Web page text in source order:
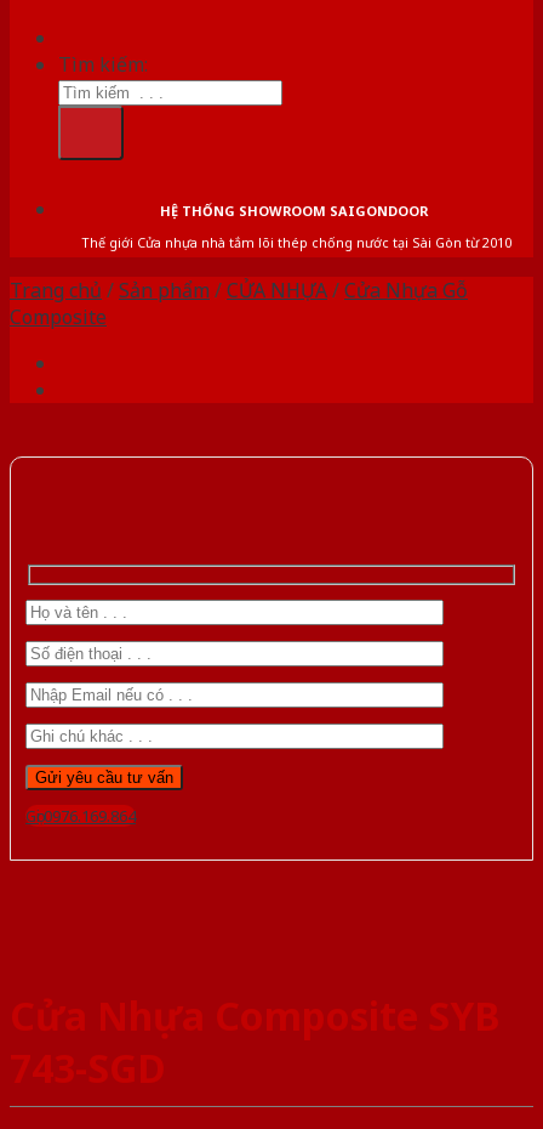
Tìm kiếm:
HỆ THỐNG SHOWROOM SAIGONDOOR
Thế giới Cửa nhựa nhà tắm lõi thép chống nước tại Sài Gòn từ 2010
Trang chủ /Sản phẩm /CỬA NHỰA/Cửa Nhựa Gỗ
Composite
Gọi 0976.169.864
Cửa Nhựa Composite SYB
743-SGD